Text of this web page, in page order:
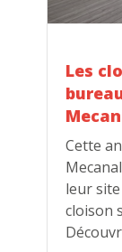
Les
Cette
leur
cloison